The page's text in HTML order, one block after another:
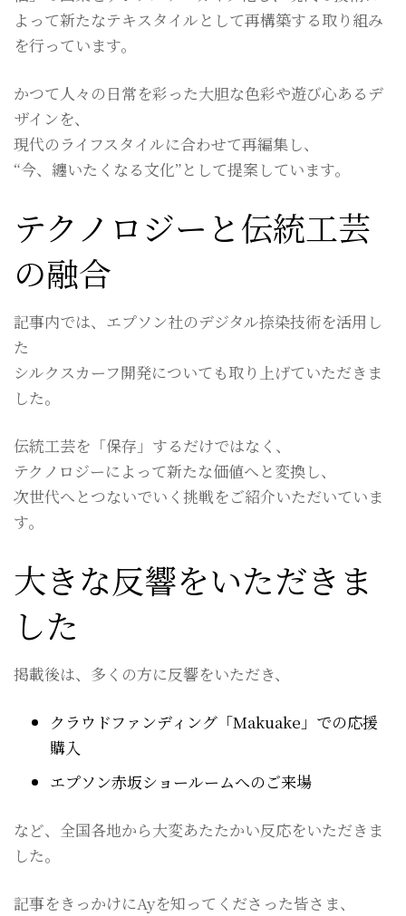
よって新たなテキスタイルとして再構築する取り組み
を行っています。
かつて人々の日常を彩った大胆な色彩や遊び心あるデ
ザインを、
現代のライフスタイルに合わせて再編集し、
“今、纏いたくなる文化”として提案しています。
テクノロジーと伝統工芸
の融合
記事内では、エプソン社のデジタル捺染技術を活用し
た
シルクスカーフ開発についても取り上げていただきま
した。
伝統工芸を「保存」するだけではなく、
テクノロジーによって新たな価値へと変換し、
次世代へとつないでいく挑戦をご紹介いただいていま
す。
大きな反響をいただきま
した
掲載後は、多くの方に反響をいただき、
クラウドファンディング「Makuake」での応援
購入
エプソン赤坂ショールームへのご来場
など、全国各地から大変あたたかい反応をいただきま
した。
記事をきっかけにAyを知ってくださった皆さま、